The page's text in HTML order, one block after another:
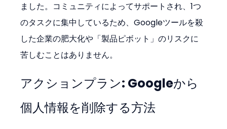
ました。コミュニティによってサポートされ、1つ
のタスクに集中しているため、Googleツールを殺
した企業の肥大化や「製品ピボット」のリスクに
苦しむことはありません。
アクションプラン: Googleから
個人情報を削除する方法